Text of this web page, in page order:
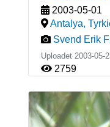
2003-05-01
Antalya,
Svend Erik
Uploadet 2003-05-
2759